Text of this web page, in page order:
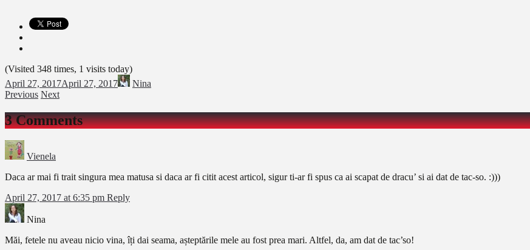
(Visited 348 times, 1 visits today)
April 27, 2017April 27, 2017
Nina
Previous Next
3 Comments
Vienela
Daca ar mai fi trait singura mea matusa si daca ar fi citit acest articol, sigur ti-ar fi spus ca ai scapat de dracu’ si ai dat de tac-so. :)))
April 27, 2017 at 6:35 pm Reply
Nina
Măi, fetele nu aveau nicio vina, îți dai seama, așteptările mele au fost prea mari. Altfel, da, am dat de tac’so!